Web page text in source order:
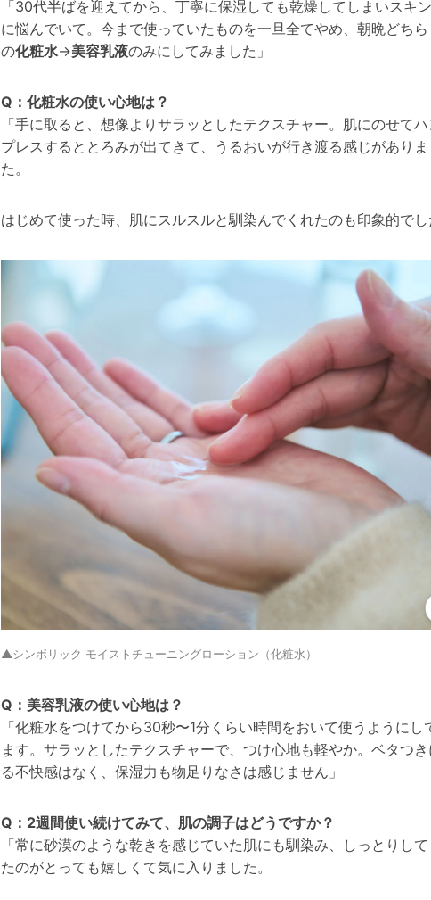
「30代半ばを迎えてから、丁寧に保湿しても乾燥してしまいスキ
に悩んでいて。今まで使っていたものを一旦全てやめ、 朝晩どちら
の化粧水→美容乳液のみにしてみました 」
Q：化粧水の使い心地は？
「手に取ると、想像よりサラッとしたテクスチャー。肌にのせてハ
プレスするととろみが出てきて、うるおいが行き渡る感じがありま
た。
はじめて使った時、肌にスルスルと馴染んでくれたのも印象的でし
▲シンボリック モイストチューニングローション（化粧水）
Q：美容乳液の使い心地は？
「化粧水をつけてから30秒〜1分くらい時間をおいて使うようにし
ます。 サラッとしたテクスチャーで、つけ心地も軽やか。ベタつき
る不快感はなく、保湿力も物足りなさは感じません 」
Q：2週間使い続けてみて、肌の調子はどうですか？
「常に砂漠のような乾きを感じていた肌にも馴染み、しっとりし
たのがとっても嬉しくて気に入りました。